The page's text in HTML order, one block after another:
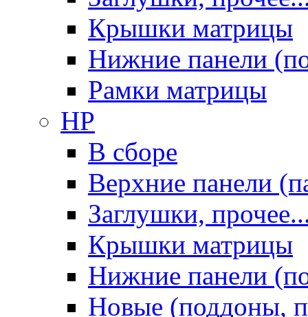
Крышки матрицы
Нижние панели
Рамки матрицы
HP
В сборе
Верхние панели
Заглушки,
Крышки матрицы
Нижние панели
Новые (поддоны,